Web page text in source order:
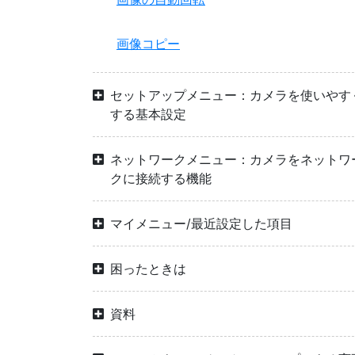
画像コピー
セットアップメニュー：カメラを使いやす
する基本設定
ネットワークメニュー：カメラをネットワ
クに接続する機能
マイメニュー/最近設定した項目
困ったときは
資料